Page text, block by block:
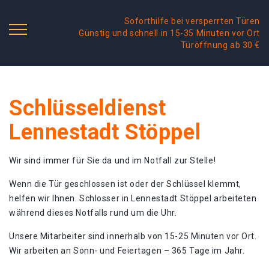
Soforthilfe bei versperrten Türen
Günstig und schnell in 15-35 Minuten vor Ort
Türöffnung ab 30 €
Schlüsseldienst
Lennestadt Stöppel
Wir sind immer für Sie da und im Notfall zur Stelle!
Wenn die Tür geschlossen ist oder der Schlüssel klemmt,
helfen wir Ihnen. Schlosser in Lennestadt Stöppel arbeiteten
während dieses Notfalls rund um die Uhr.
Unsere Mitarbeiter sind innerhalb von 15-25 Minuten vor Ort.
Wir arbeiten an Sonn- und Feiertagen – 365 Tage im Jahr.